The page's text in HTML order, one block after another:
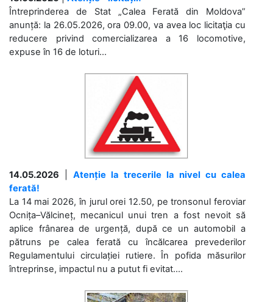
Întreprinderea de Stat „Calea Ferată din Moldova”
anunță: la 26.05.2026, ora 09.00, va avea loc licitaţia cu
reducere privind comercializarea a 16 locomotive,
expuse în 16 de loturi...
14.05.2026
Atenție la trecerile la nivel cu calea
ferată!
La 14 mai 2026, în jurul orei 12.50, pe tronsonul feroviar
Ocnița–Vălcineț, mecanicul unui tren a fost nevoit să
aplice frânarea de urgență, după ce un automobil a
pătruns pe calea ferată cu încălcarea prevederilor
Regulamentului circulației rutiere. În pofida măsurilor
întreprinse, impactul nu a putut fi evitat....